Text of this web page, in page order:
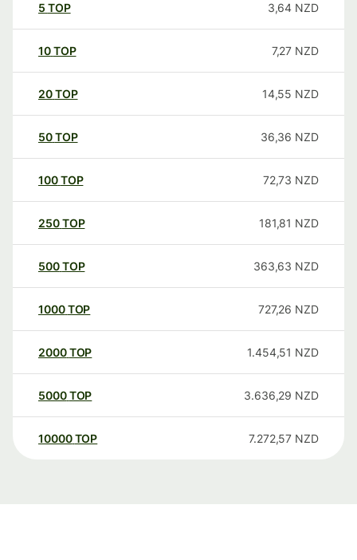
5 TOP 3,64 NZD
10TOP 7,27 NZD
20TOP 14,55 NZD
50TOP 36,36 NZD
100TOP 72,73 NZD
250TOP 181,81 NZD
500TOP 363,63 NZD
1000TOP 727,26 NZD
2000TOP 1.454,51 NZD
5000TOP 3.636,29 NZD
10000 TOP 7.272,57 NZD